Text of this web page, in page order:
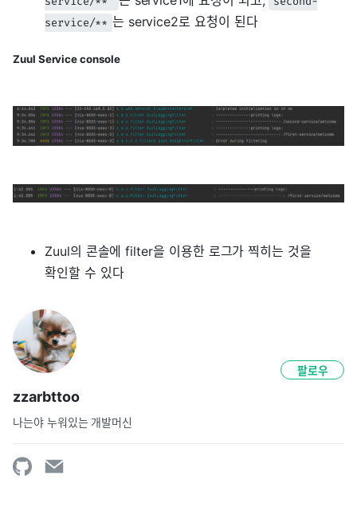
service/** 는 service2로 요청이 된다
Zuul Service console
Zuul의 콘솔에 filter을 이용한 로그가 찍히는 것을
확인할 수 있다
zzarbttoo
나는야 누워있는 개발머신
팔로우